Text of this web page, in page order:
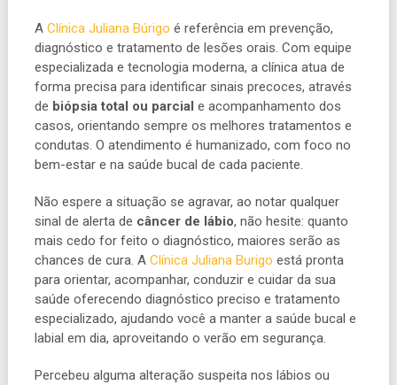
A Clínica Juliana Búrigo é referência em prevenção,
diagnóstico e tratamento de lesões orais. Com equipe
especializada e tecnologia moderna, a clínica atua de
forma precisa para identificar sinais precoces, através
de biópsia total ou parcial e acompanhamento dos
casos, orientando sempre os melhores tratamentos e
condutas. O atendimento é humanizado, com foco no
bem-estar e na saúde bucal de cada paciente.
Não espere a situação se agravar, ao notar qualquer
sinal de alerta de câncer de lábio, não hesite: quanto
mais cedo for feito o diagnóstico, maiores serão as
chances de cura. A Clínica Juliana Burigo está pronta
para orientar, acompanhar, conduzir e cuidar da sua
saúde oferecendo diagnóstico preciso e tratamento
especializado, ajudando você a manter a saúde bucal e
labial em dia, aproveitando o verão em segurança.
Percebeu alguma alteração suspeita nos lábios ou